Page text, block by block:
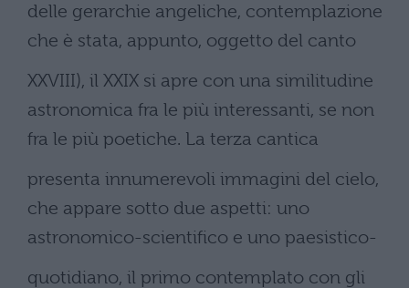
delle gerarchie angeliche, contemplazione
che è stata, appunto, oggetto del canto
XXVIII), il XXIX si apre con una similitudine
astronomica fra le più interessanti, se non
fra le più poetiche. La terza cantica
presenta innumerevoli immagini del cielo,
che appare sotto due aspetti: uno
astronomico-scientifico e uno paesistico-
quotidiano, il primo contemplato con gli